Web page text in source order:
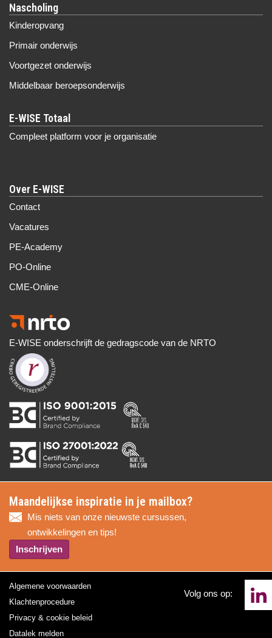
Nascholing
Kinderopvang
Primair onderwijs
Voortgezet onderwijs
Middelbaar beroepsonderwijs
Compleet platform voor je organisatie
Over E-WISE
Contact
Vacatures
PE-Academy
PO-Online
CME-Online
E-WISE onderschrijft de gedragscode van de NRTO
Maandelijkse inspiratie in je mailbox?
Mis niets van onze nieuwste cursussen,
ontwikkelingen en tips!
Inschrijven
Algemene voorwaarden
Klachtenprocedure
Privacy & cookie beleid
Datalek melden
Volg ons op: